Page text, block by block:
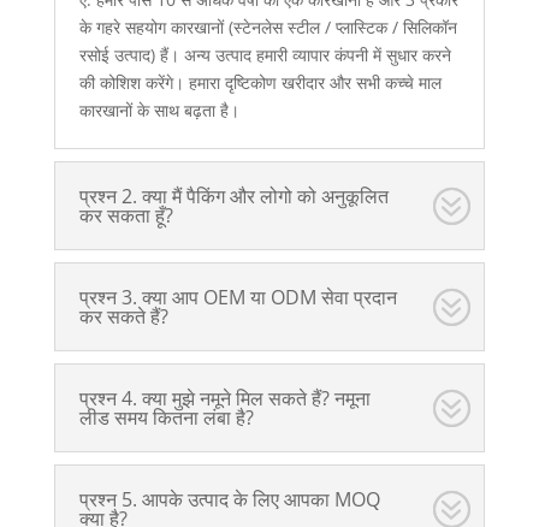
के गहरे सहयोग कारखानों (स्टेनलेस स्टील / प्लास्टिक / सिलिकॉन
रसोई उत्पाद) हैं। अन्य उत्पाद हमारी व्यापार कंपनी में सुधार करने
की कोशिश करेंगे। हमारा दृष्टिकोण खरीदार और सभी कच्चे माल
कारखानों के साथ बढ़ता है।
प्रश्न 2. क्या मैं पैकिंग और लोगो को अनुकूलित
कर सकता हूँ?
प्रश्न 3. क्या आप OEM या ODM सेवा प्रदान
कर सकते हैं?
प्रश्न 4. क्या मुझे नमूने मिल सकते हैं? नमूना
लीड समय कितना लंबा है?
प्रश्न 5. आपके उत्पाद के लिए आपका MOQ
क्या है?